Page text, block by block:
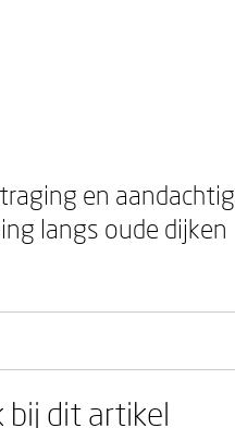
en aandachtig
langs oude dijken
bij dit artikel